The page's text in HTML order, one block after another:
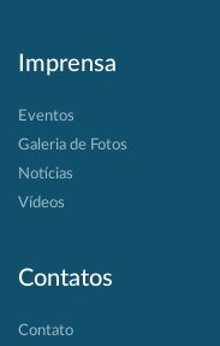
Imprensa
Eventos
Galeria de Fotos
Notícias
Vídeos
Contatos
Contato